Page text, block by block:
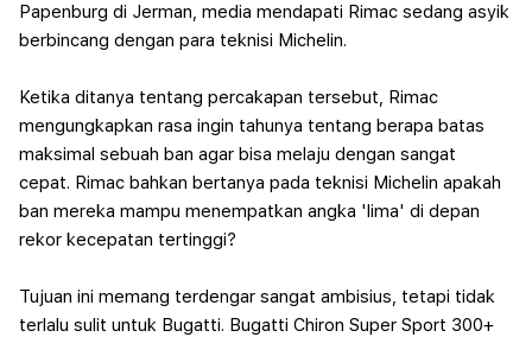
Papenburg di Jerman, media mendapati Rimac sedang asyik
berbincang dengan para teknisi Michelin.
Ketika ditanya tentang percakapan tersebut, Rimac
mengungkapkan rasa ingin tahunya tentang berapa batas
maksimal sebuah ban agar bisa melaju dengan sangat
cepat. Rimac bahkan bertanya pada teknisi Michelin apakah
ban mereka mampu menempatkan angka 'lima' di depan
rekor kecepatan tertinggi?
Tujuan ini memang terdengar sangat ambisius, tetapi tidak
terlalu sulit untuk Bugatti. Bugatti Chiron Super Sport 300+